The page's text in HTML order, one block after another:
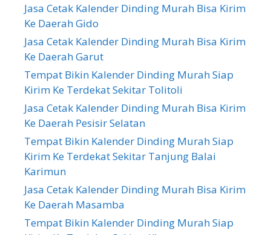
Jasa Cetak Kalender Dinding Murah Bisa Kirim
Ke Daerah Gido
Jasa Cetak Kalender Dinding Murah Bisa Kirim
Ke Daerah Garut
Tempat Bikin Kalender Dinding Murah Siap
Kirim Ke Terdekat Sekitar Tolitoli
Jasa Cetak Kalender Dinding Murah Bisa Kirim
Ke Daerah Pesisir Selatan
Tempat Bikin Kalender Dinding Murah Siap
Kirim Ke Terdekat Sekitar Tanjung Balai
Karimun
Jasa Cetak Kalender Dinding Murah Bisa Kirim
Ke Daerah Masamba
Tempat Bikin Kalender Dinding Murah Siap